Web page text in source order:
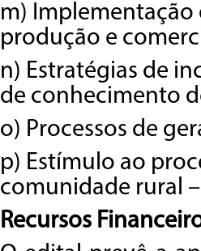
m) Implementação
produção e
n) Estratégias de
de conhecimento
o) Processos de
p) Estímulo ao
comunidade rural
Recursos